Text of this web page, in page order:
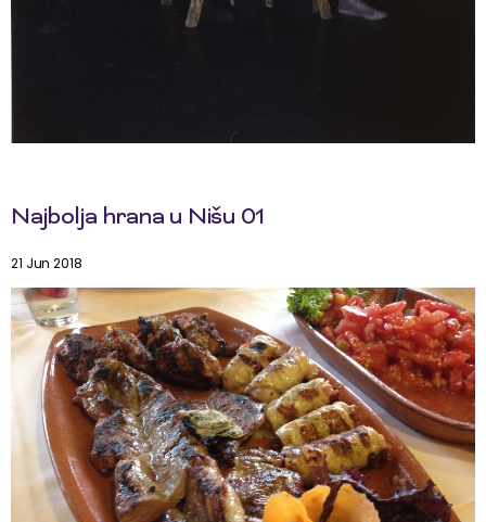
Najbolja hrana u Nišu 01
21 Jun 2018